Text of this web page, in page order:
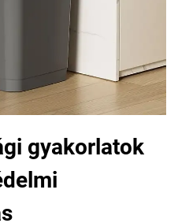
gyakorlatok